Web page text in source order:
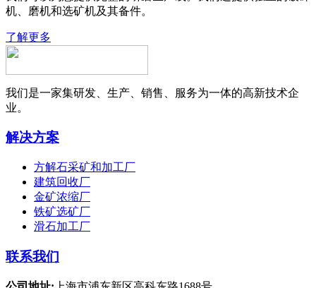
机、磨机和选矿机及其备件。
了解更多
我们是一家集研发、生产、销售、服务为一体的高新技术企
业。
解决方案
方解石采矿和加工厂
建筑回收厂
金矿浓缩厂
铁矿选矿厂
滑石加工厂
联系我们